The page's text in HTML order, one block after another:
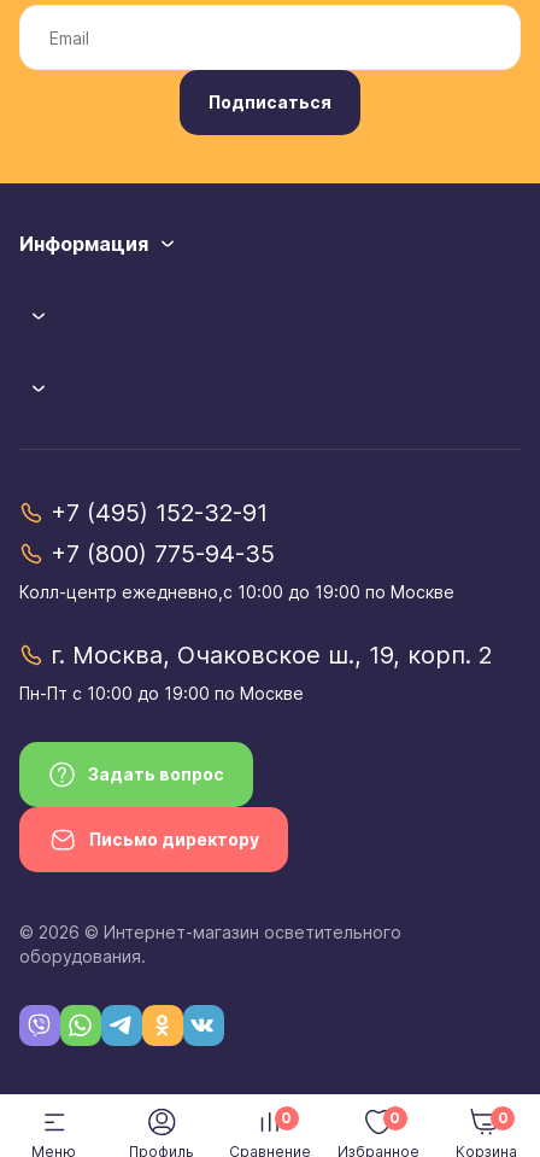
Подписаться
Информация
+7 (495) 152-32-91
+7 (800) 775-94-35
Колл-центр eжедневно,с 10:00 до 19:00 по Москве
г. Москва, Очаковское ш., 19, корп. 2
Пн-Пт с 10:00 до 19:00 по Москве
Задать вопрос
Письмо директору
© 2026 © Интернет-магазин осветительного
оборудования.
Меню Профиль Сравнение
0
Избранное
0
Корзина
0